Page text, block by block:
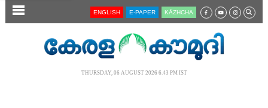
SECTIONS ENGLISH E-PAPER KĀZHCHA
THURSDAY, 06 AUGUST 2026 6.43 PM IST